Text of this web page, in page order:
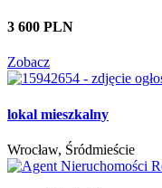
3 600 PLN
Zobacz
lokal mieszkalny
Wrocław, Śródmieście